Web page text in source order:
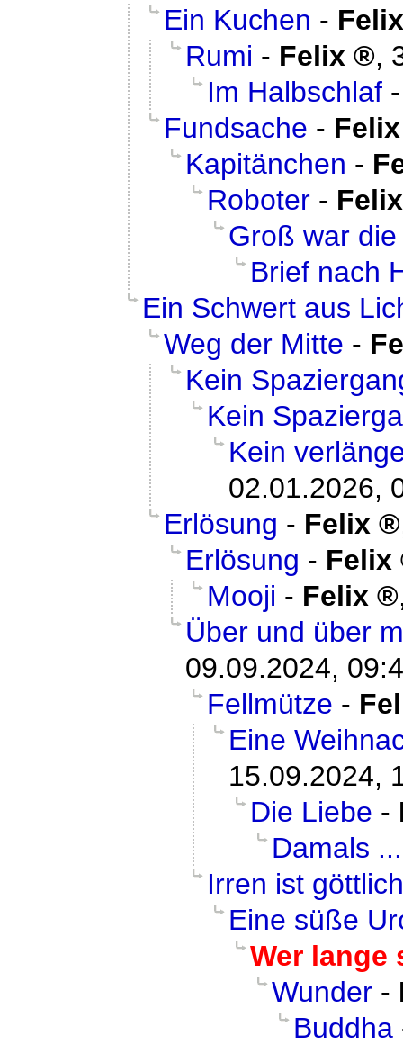
Ein Kuchen - Felix
Rumi - Felix ,
Im Halbschlaf
Fundsache - Felix
Kapitänchen -
Roboter - Felix
Groß war
Brief nach
Ein Schwert aus
Weg der Mitte -
Kein
Kein
Kein
02.01.2026,
Erlösung - Felix
Erlösung - Felix
Mooji - Felix
Über und über
09.09.2024,
Fellmütze -
Eine
15.09.2024,
Die Liebe -
Damals ...
Irren ist göttlich
Eine süße
Wer lange
Wunder -
Buddha